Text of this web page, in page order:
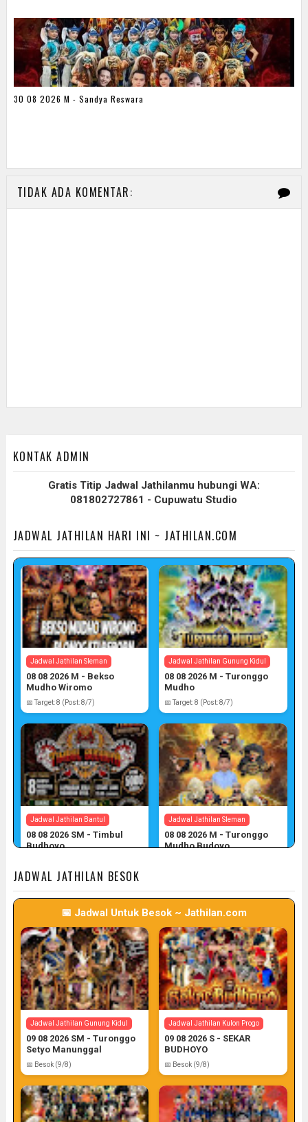
30 08 2026 M - Sandya Reswara
TIDAK ADA KOMENTAR:
KONTAK ADMIN
Gratis Titip Jadwal Jathilanmu hubungi WA:
081802727861 - Cupuwatu Studio
JADWAL JATHILAN HARI INI ~ JATHILAN.COM
Jadwal Jathilan Sleman
08 08 2026 M - Bekso
Mudho Wiromo
📅 Target: 8 (Post: 8/7)
Jadwal Jathilan Gunung Kidul
08 08 2026 M - Turonggo
Mudho
📅 Target: 8 (Post: 8/7)
Jadwal Jathilan Bantul
08 08 2026 SM - Timbul
Budhoyo
Jadwal Jathilan Sleman
08 08 2026 M - Turonggo
Mudho Budoyo
Jadwal Jathilan Sleman
08 08 2026 M - Klaras Anom
Sembrani
📅 Target: 8 (Post: 8/7)
Jadwal Jathilan Gunung Kidul
08 08 2026 S - Sekar
Kinasih
📅 Target: 8 (Post: 8/7)
JADWAL JATHILAN BESOK
📅 Jadwal Untuk Besok ~ Jathilan.com
Jadwal Jathilan Gunung Kidul
09 08 2026 SM - Turonggo
Setyo Manunggal
📅 Besok (9/8)
Jadwal Jathilan Kulon Progo
09 08 2026 S - SEKAR
BUDHOYO
📅 Besok (9/8)